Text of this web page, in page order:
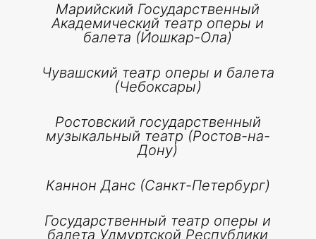
Марийский Государственный
Академический театр оперы и
балета (Йошкар-Ола)
Чувашский театр оперы и балета
(Чебоксары)
Ростовский государственный
музыкальный театр (Ростов-на-
Дону)
Каннон Данс (Санкт-Петербург)
Государственный театр оперы и
балета Удмуртской Республики